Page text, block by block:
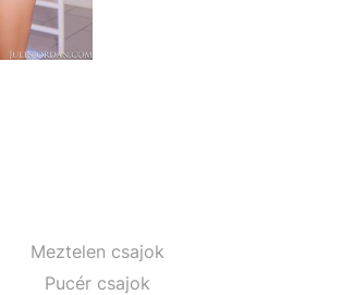
Meztelen csajok
Pucér csajok